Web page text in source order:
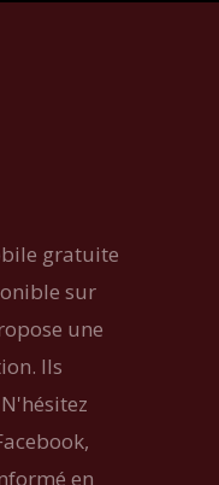
gratuite
sur
une
Ils
en